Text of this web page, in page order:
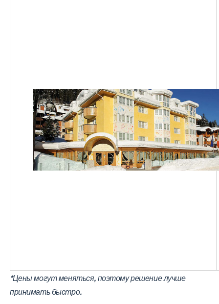
*Цены могут меняться, поэтому решение лучше
принимать быстро.